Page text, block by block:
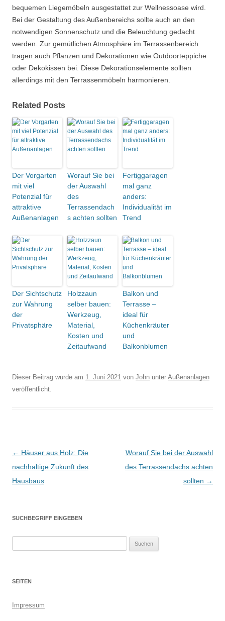
bequemen Liegemöbeln ausgestattet zur Wellnessoase wird.
Bei der Gestaltung des Außenbereichs sollte auch an den
notwendigen Sonnenschutz und die Beleuchtung gedacht
werden. Zur gemütlichen Atmosphäre im Terrassenbereich
tragen auch Pflanzen und Dekorationen wie Outdoorteppiche
oder Dekokissen bei. Diese Dekorationselemente sollten
allerdings mit den Terrassenmöbeln harmonieren.
Related Posts
Der Vorgarten
mit viel
Potenzial für
attraktive
Außenanlagen
Worauf Sie bei
der Auswahl
des
Terrassendach
s achten sollten
Fertiggaragen
mal ganz
anders:
Individualität im
Trend
Der Sichtschutz
zur Wahrung
der
Privatsphäre
Holzzaun
selber bauen:
Werkzeug,
Material,
Kosten und
Zeitaufwand
Balkon und
Terrasse –
ideal für
Küchenkräuter
und
Balkonblumen
Dieser Beitrag wurde am 1. Juni 2021 von John unter Außenanlagen
veröffentlicht.
Beitrags-
Navigation
← Häuser aus Holz: Die
nachhaltige Zukunft des
Hausbaus
Worauf Sie bei der Auswahl
des Terrassendachs achten
sollten →
SUCHBEGRIFF EINGEBEN
h
n
SEITEN
Impressum